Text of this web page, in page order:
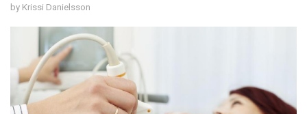
by Krissi Danielsson